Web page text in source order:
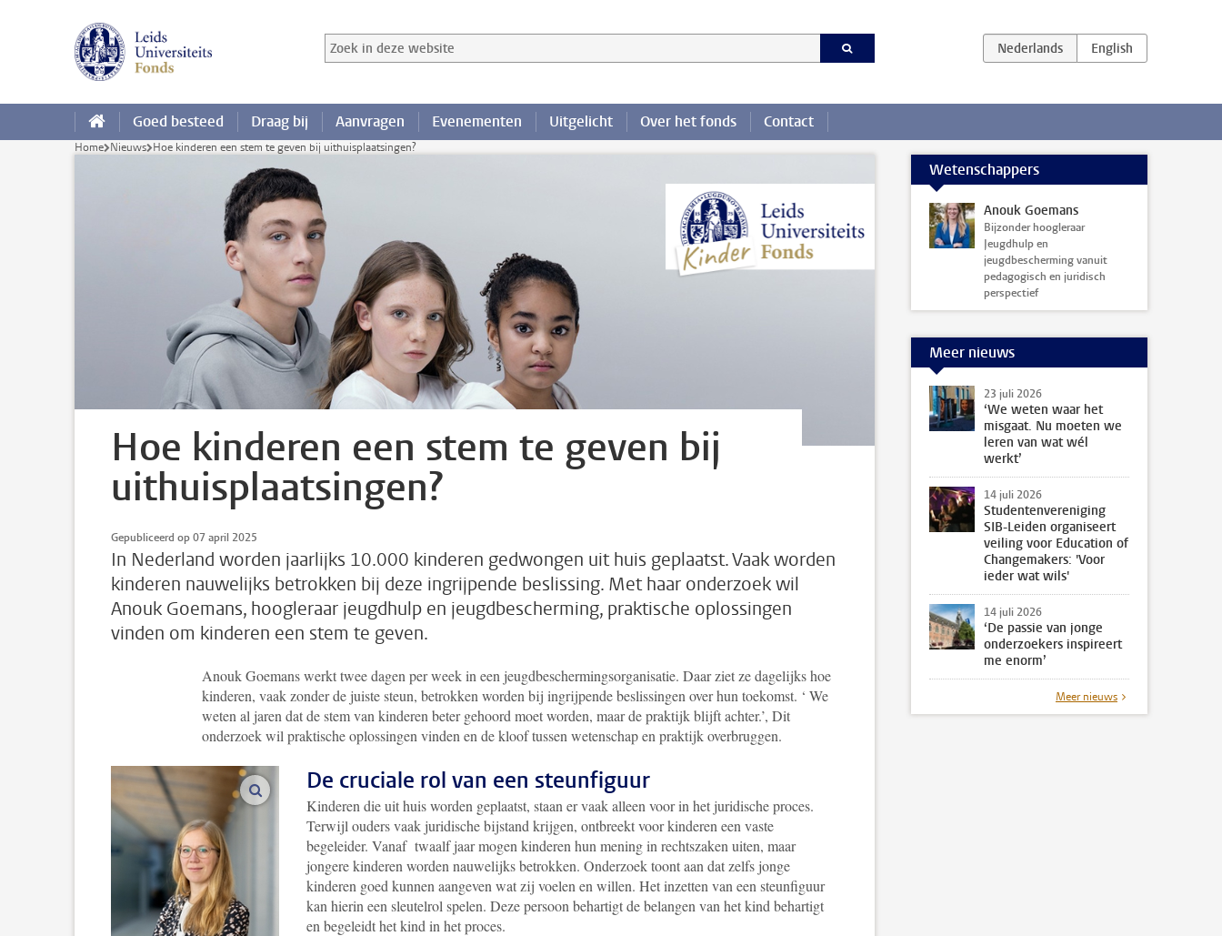
Zoek in deze website
Zoekterm
Goed besteed Draag bij Aanvragen Evenementen Uitgelicht Over het fonds Contact
Home Nieuws Hoe kinderen een stem te geven bij uithuisplaatsingen?
Hoe kinderen een stem te geven bij
uithuisplaatsingen?
Gepubliceerd op 07 april 2025
In Nederland worden jaarlijks 10.000 kinderen gedwongen uit huis geplaatst. Vaak worden
kinderen nauwelijks betrokken bij deze ingrijpende beslissing. Met haar onderzoek wil
Anouk Goemans, hoogleraar jeugdhulp en jeugdbescherming, praktische oplossingen
vinden om kinderen een stem te geven.
Anouk Goemans werkt twee dagen per week in een jeugdbeschermingsorganisatie. Daar ziet ze dagelijks hoe
kinderen, vaak zonder de juiste steun, betrokken worden bij ingrijpende beslissingen over hun toekomst. ‘ We
weten al jaren dat de stem van kinderen beter gehoord moet worden, maar de praktijk blijft achter.’, Dit
onderzoek wil praktische oplossingen vinden en de kloof tussen wetenschap en praktijk overbruggen.
vergroot afbeeldingen
De cruciale rol van een steunfiguur
Kinderen die uit huis worden geplaatst, staan er vaak alleen voor in het juridische proces.
Terwijl ouders vaak juridische bijstand krijgen, ontbreekt voor kinderen een vaste
begeleider. Vanaf twaalf jaar mogen kinderen hun mening in rechtszaken uiten, maar
jongere kinderen worden nauwelijks betrokken. Onderzoek toont aan dat zelfs jonge
kinderen goed kunnen aangeven wat zij voelen en willen. Het inzetten van een steunfiguur
kan hierin een sleutelrol spelen. Deze persoon behartigt de belangen van het kind behartigt
en begeleidt het kind in het proces.
Wetenschappers
Anouk Goemans
Bijzonder hoogleraar
Jeugdhulp en
jeugdbescherming vanuit
pedagogisch en juridisch
perspectief
Meer nieuws
23 juli 2026
‘We weten waar het
misgaat. Nu moeten we
leren van wat wél
werkt’
14 juli 2026
Studentenvereniging
SIB-Leiden organiseert
veiling voor Education of
Changemakers: 'Voor
ieder wat wils'
14 juli 2026
‘De passie van jonge
onderzoekers inspireert
me enorm’
Meer nieuws